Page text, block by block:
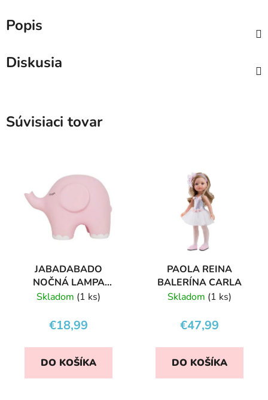
Popis
Diskusia
Súvisiaci tovar
JABADABADO
NOČNÁ LAMPA
SLONÍK
Skladom (1 ks)
€18,99
DO KOŠÍKA
PAOLA REINA
BALERÍNA CARLA
Skladom (1 ks)
€47,99
DO KOŠÍKA